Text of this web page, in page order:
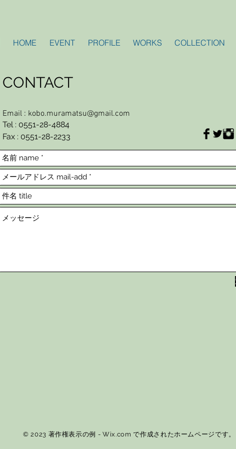
HOME EVENT PROFILE WORKS COLLECTION
CONTACT
Email : kobo.muramatsu@gmail.com
Tel : 0551-28-4884
Fax : 0551-28-2233
© 2023 著作権表示の例 -Wix.com で作成されたホームページです。